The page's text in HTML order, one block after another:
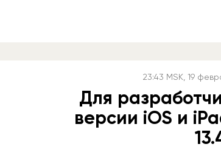
23:43 MSK, 19
Для
версии iOS и